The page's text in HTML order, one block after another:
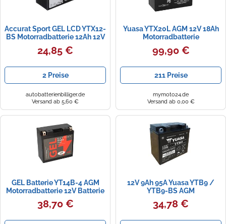
Accurat Sport GEL LCD YTX12-
BS Motorradbatterie 12Ah 12V
(DIN 51012) YTX12-4 Gel12-12-
BS 51012 YB12B-B2
24,85 €
2 Preise
autobatterienbilliger.de
Versand ab 5,60 €
Yuasa YTX20L AGM 12V 18Ah
Motorradbatterie
99,90 €
211 Preise
mymoto24.de
Versand ab 0,00 €
GEL Batterie YT14B-4 AGM
Motorradbatterie 12V Batterie
51201 51422 YT14B-BS 14Ah
38,70 €
12V 9Ah 95A Yuasa YTB9 /
YTB9-BS AGM
Motorradbatterie
34,78 €